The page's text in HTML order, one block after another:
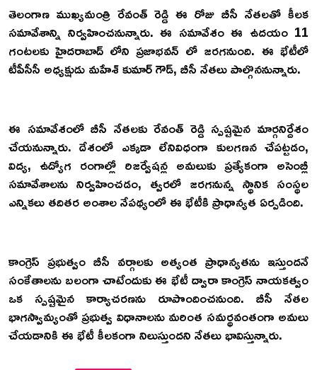
తెలంగాణ ముఖ్యమంత్రి రేవంత్ రెడ్డి ఈ రోజు బీసీ నేతలతో కీలక
సమావేశాన్ని నిర్వహించనున్నారు. ఈ సమావేశం ఈ ఉదయం 11
గంటలకు హైదరాబాద్ లోని ప్రజాభవన్ లో జరగనుంది. ఈ భేటీలో
టీపీసీసీ అధ్యక్షుడు మహేశ్ కుమార్ గౌడ్, బీసీ నేతలు పాల్గొననున్నారు.
ఈ సమావేశంలో బీసీ నేతలకు రేవంత్ రెడ్డి స్పష్టమైన మార్గనిర్దేశం
చేయనున్నారు. దేశంలో ఎక్కడా లేనివిధంగా కులగణన చేపట్టడం,
విద్య, ఉద్యోగ రంగాల్లో రిజర్వేషన్ల అమలుకు ప్రత్యేకంగా అసెంబ్లీ
సమావేశాలను నిర్వహించడం, త్వరలో జరగనున్న స్థానిక సంస్థల
ఎన్నికలు తదితర అంశాల నేపథ్యంలో ఈ భేటీకి ప్రాధాన్యత ఏర్పడింది.
కాంగ్రెస్ ప్రభుత్వం బీసీ వర్గాలకు అత్యంత ప్రాధాన్యతను ఇస్తుందనే
సంకేతాలను బలంగా చాటేందుకు ఈ భేటీ ద్వారా కాంగ్రెస్ నాయకత్వం
ఒక స్పష్టమైన కార్యాచరణను రూపొందించనుంది. బీసీ నేతల
భాగస్వామ్యంతో ప్రభుత్వ విధానాలను మరింత సమర్థవంతంగా అమలు
చేయడానికి ఈ భేటీ కీలకంగా నిలుస్తుందని నేతలు భావిస్తున్నారు.